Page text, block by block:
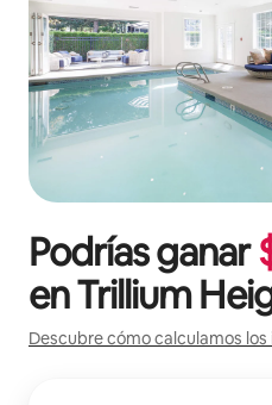
Podrías ganar
enTrillium
Descubre cómo calculamos